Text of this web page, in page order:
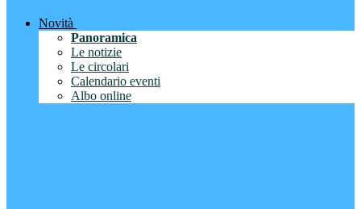
Novità
Panoramica
Le notizie
Le circolari
Calendario eventi
Albo online